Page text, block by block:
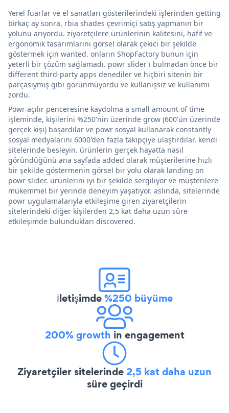
Yerel fuarlar ve el sanatları gösterilerindeki işlerinden getting
birkaç ay sonra, rbia shades çevrimiçi satış yapmanın bir
yolunu arıyordu. ziyaretçilere ürünlerinin kalitesini, hafif ve
ergonomik tasarımlarını görsel olarak çekici bir şekilde
göstermek için wanted. onların ShopFactory bunun için
yeterli bir çözüm sağlamadı. powr slider'ı bulmadan önce bir
different third-party apps denediler ve hiçbiri sitenin bir
parçasıymış gibi görünmüyordu ve kullanışsız ve kullanımı
zordu.
Powr açılır penceresine kaydolma a small amount of time
işleminde, kişilerini %250'nin üzerinde grow (600'ün üzerinde
gerçek kişi) başardılar ve powr sosyal kullanarak constantly
sosyal medyalarını 6000'den fazla takipçiye ulaştırdılar. kendi
sitelerinde besleyin. ürünlerin gerçek hayatta nasıl
göründüğünü ana sayfada added olarak müşterilerine hızlı
bir şekilde göstermenin görsel bir yolu olarak landing on
powr slider. ürünlerini iyi bir şekilde sergiliyor ve müşterilere
mükemmel bir yerinde deneyim yaşatıyor. aslında, sitelerinde
powr uygulamalarıyla etkileşime giren ziyaretçilerin
sitelerindeki diğer kişilerden 2,5 kat daha uzun süre
etkileşimde bulundukları discovered.
İletişimde%250 büyüme
200% growth in engagement
Ziyaretçiler sitelerinde2,5 kat daha uzun
süre geçirdi